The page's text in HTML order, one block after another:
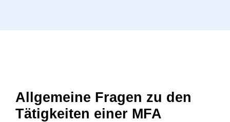
Allgemeine Fragen zu den
Tätigkeiten einer MFA